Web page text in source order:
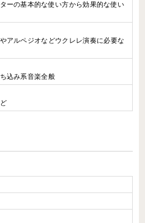
ーの基本的な使い方から効果的な使い
アルペジオなどウクレレ演奏に必要な
込み系音楽全般